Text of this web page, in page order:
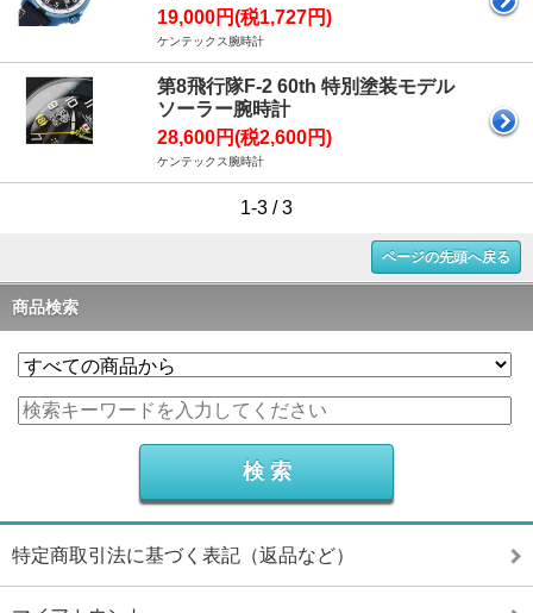
19,000円(税1,727円)
ケンテックス腕時計
第8飛行隊F-2 60th 特別塗装モデル
ソーラー腕時計
28,600円(税2,600円)
ケンテックス腕時計
1-3 / 3
ページの先頭へ戻る
商品検索
特定商取引法に基づく表記（返品など）